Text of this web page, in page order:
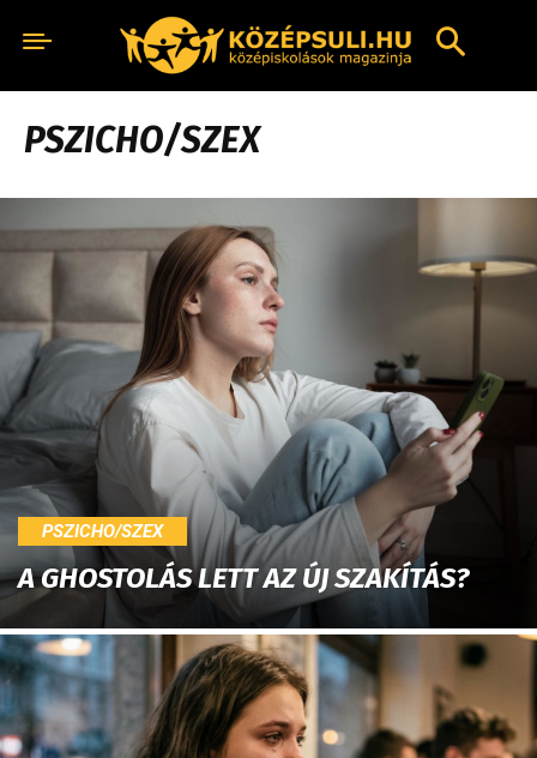
PSZICHO/SZEX
PSZICHO/SZEX
A GHOSTOLÁS LETT AZ ÚJ SZAKÍTÁS?